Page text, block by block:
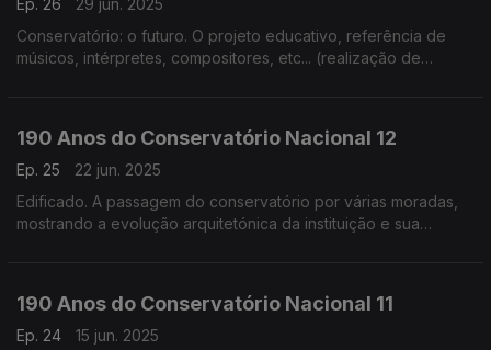
Ep. 26
29 jun. 2025
Conservatório: o futuro. O projeto educativo, referência de
músicos, intérpretes, compositores, etc... (realização de
190 Anos do Conservatório Nacional 12
Ep. 25
22 jun. 2025
Edificado. A passagem do conservatório por várias moradas,
mostrando a evolução arquitetónica da instituição e sua
190 Anos do Conservatório Nacional 11
Ep. 24
15 jun. 2025